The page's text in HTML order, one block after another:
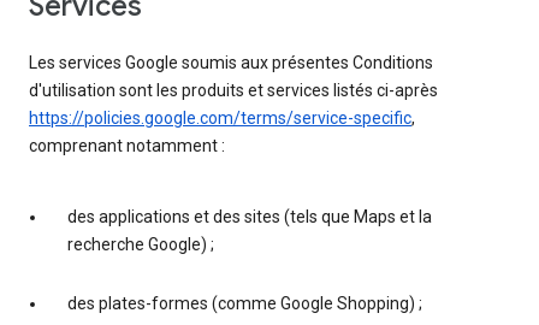
Les services Google soumis aux présentes Conditions
d'utilisation sont les produits et services listés ci-après
https://policies.google.com/terms/service-specific,
comprenant notamment :
des applications et des sites (tels que Maps et la
recherche Google) ;
des plates-formes (comme Google Shopping) ;